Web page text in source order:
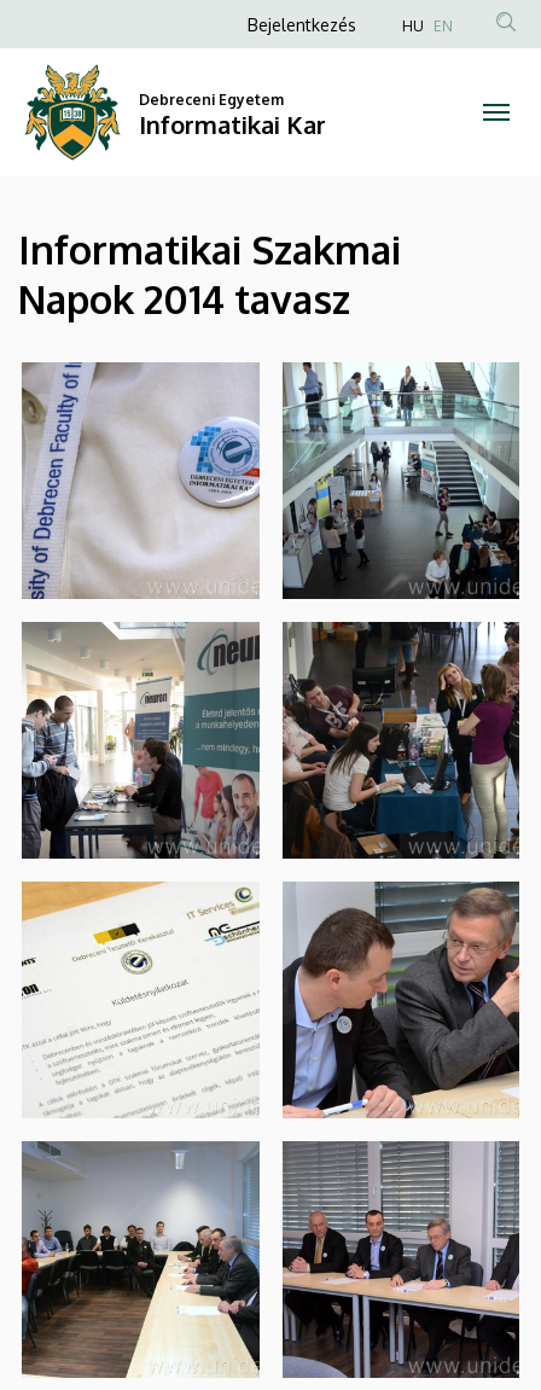
Informatikai
Kar
a
tartalomra
Anonim
fiók
menüje
Bejelentkezés HU EN
Debreceni Egyetem
Informatikai Kar
Informatikai Szakmai
Napok 2014 tavasz